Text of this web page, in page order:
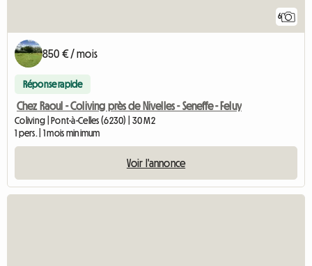
6
850 € / mois
Réponse rapide
Chez Raoul - Coliving près de Nivelles - Seneffe - Feluy
Coliving | Pont-à-Celles (6230) | 30 M2
1 pers. | 1 mois minimum
Voir l'annonce